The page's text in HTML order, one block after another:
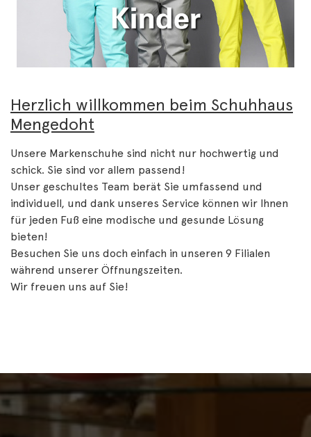
Herzlich willkommen beim Schuhhaus
Mengedoht
Unsere Markenschuhe sind nicht nur hochwertig und
schick. Sie sind vor allem passend!
Unser geschultes Team berät Sie umfassend und
individuell, und dank unseres Service können wir Ihnen
für jeden Fuß eine modische und gesunde Lösung
bieten!
Besuchen Sie uns doch einfach in unseren 9 Filialen
während unserer Öffnungszeiten.
Wir freuen uns auf Sie!